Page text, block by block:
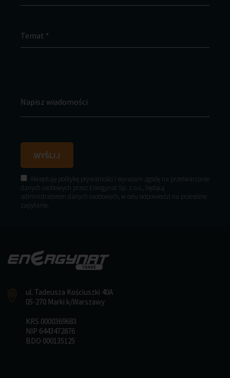
Akceptuję politykę prywatności i wyrażam zgodę na przetwarzanie
danych osobowych przez Energynat Sp. z o.o., będącą
administratorem danych osobowych, w celu odpowiedzi na przesłane
zapytanie.
ul. Tadeusza Kościuszki 40A
05-270 Marki k/Warszawy
KRS 0000369683
NIP 6443472876
BDO 000135125